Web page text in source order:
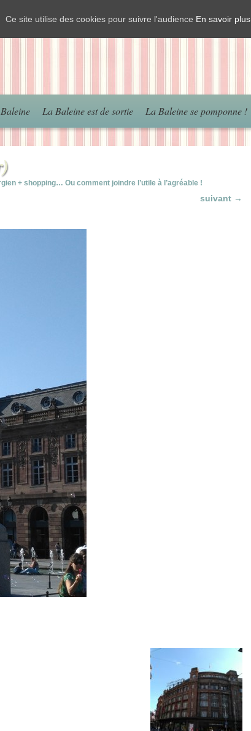
La Baleine est de sortie La Baleine se pomponne !
+ shopping… Ou comment joindre l’utile à l’agréable !
suivant →
Ce site utilise des cookies pour suivre l'audience En savoir plus